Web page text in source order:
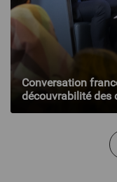
Conversation
découvrabilité des